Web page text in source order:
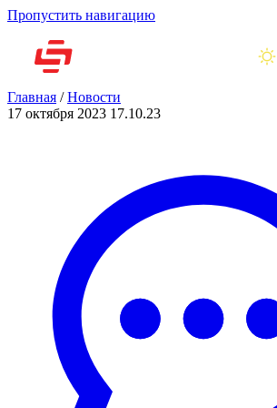
Пропустить навигацию
Главная /Новости
17 октября 2023 17.10.23